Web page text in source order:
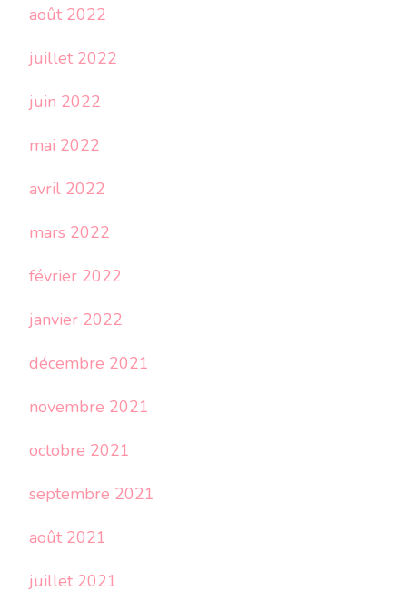
août 2022
juillet 2022
juin 2022
mai 2022
avril 2022
mars 2022
février 2022
janvier 2022
décembre 2021
novembre 2021
octobre 2021
septembre 2021
août 2021
juillet 2021